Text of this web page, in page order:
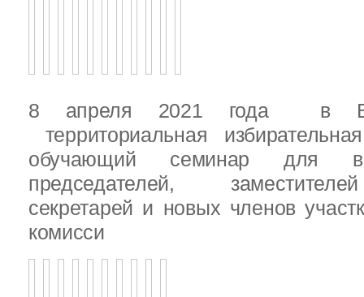
8 апреля 2021 года в
территориальная
обучающий семинар для
председателей,
секретарей и новых членов
комисси